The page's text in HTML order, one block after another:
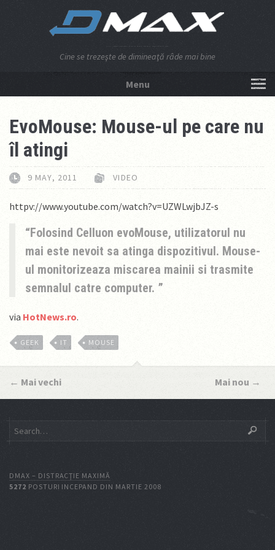
Cine se trezeşte de dimineaţă râde mai bine
Menu
EvoMouse: Mouse-ul pe care nu
îl atingi
9 MAY, 2011 VIDEO
httpv://www.youtube.com/watch?v=UZWLwjbJZ-s
Folosind Celluon evoMouse, utilizatorul nu
mai este nevoit sa atinga dispozitivul. Mouse-
ul monitorizeaza miscarea mainii si trasmite
semnalul catre computer.
via HotNews.ro.
GEEK IT MOUSE
← Mai vechi Mai nou →
DMAX – DISTRACŢIE MAXIMĂ
5272 POSTURI INCEPAND DIN MARTIE 2008